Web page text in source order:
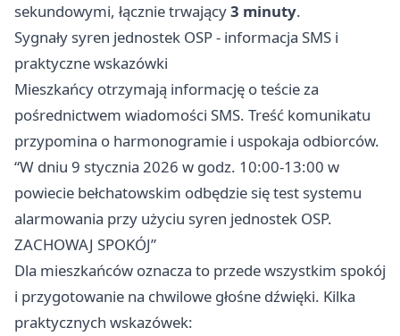
sekundowymi, łącznie trwający3 minuty.
Sygnały syren jednostek OSP - informacja SMS i
praktyczne wskazówki
Mieszkańcy otrzymają informację o teście za
pośrednictwem wiadomości SMS. Treść komunikatu
przypomina o harmonogramie i uspokaja odbiorców.
“W dniu 9 stycznia 2026 w godz. 10:00-13:00 w
powiecie bełchatowskim odbędzie się test systemu
alarmowania przy użyciu syren jednostek OSP.
ZACHOWAJ SPOKÓJ”
Dla mieszkańców oznacza to przede wszystkim spokój
i przygotowanie na chwilowe głośne dźwięki. Kilka
praktycznych wskazówek: